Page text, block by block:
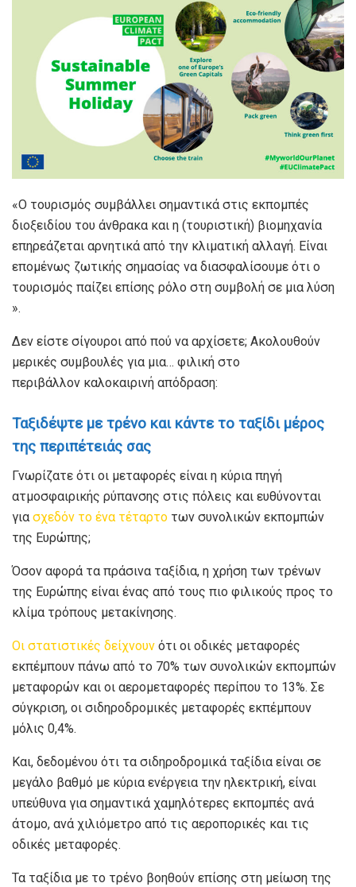
«Ο τουρισμός συμβάλλει σημαντικά στις εκπομπές
διοξειδίου του άνθρακα και η (τουριστική) βιομηχανία
επηρεάζεται αρνητικά από την κλιματική αλλαγή. Είναι
επομένως ζωτικής σημασίας να διασφαλίσουμε ότι ο
τουρισμός παίζει επίσης ρόλο στη συμβολή σε μια λύση
».
Δεν είστε σίγουροι από πού να αρχίσετε; Ακολουθούν
μερικές συμβουλές για μια… φιλική στο
περιβάλλον καλοκαιρινή απόδραση:
Ταξιδέψτε με τρένο και κάντε το ταξίδι μέρος
της περιπέτειάς σας
Γνωρίζατε ότι οι μεταφορές είναι η κύρια πηγή
ατμοσφαιρικής ρύπανσης στις πόλεις και ευθύνονται
για σχεδόν το ένα τέταρτο των συνολικών εκπομπών
της Ευρώπης;
Όσον αφορά τα πράσινα ταξίδια, η χρήση των τρένων
της Ευρώπης είναι ένας από τους πιο φιλικούς προς το
κλίμα τρόπους μετακίνησης.
Οι στατιστικές δείχνουν ότι οι οδικές μεταφορές
εκπέμπουν πάνω από το 70% των συνολικών εκπομπών
μεταφορών και οι αερομεταφορές περίπου το 13%. Σε
σύγκριση, οι σιδηροδρομικές μεταφορές εκπέμπουν
μόλις 0,4%.
Και, δεδομένου ότι τα σιδηροδρομικά ταξίδια είναι σε
μεγάλο βαθμό με κύρια ενέργεια την ηλεκτρική, είναι
υπεύθυνα για σημαντικά χαμηλότερες εκπομπές ανά
άτομο, ανά χιλιόμετρο από τις αεροπορικές και τις
οδικές μεταφορές.
Τα ταξίδια με το τρένο βοηθούν επίσης στη μείωση της